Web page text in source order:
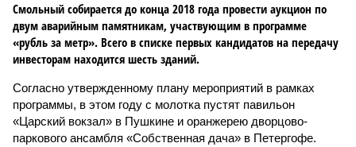
Смольный собирается до конца 2018 года провести аукцион по
двум аварийным памятникам, участвующим в программе
«рубль за метр». Всего в списке первых кандидатов на передачу
инвесторам находится шесть зданий.
Согласно утвержденному плану мероприятий в рамках
программы, в этом году с молотка пустят павильон
«Царский вокзал» в Пушкине и оранжерею дворцово-
паркового ансамбля «Собственная дача» в Петергофе.